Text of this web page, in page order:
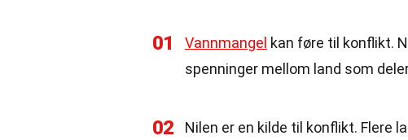
01 Vannmangel kan føre til konflikt.
spenninger mellom land som
02 Nilen er en kilde til konflikt. Flere